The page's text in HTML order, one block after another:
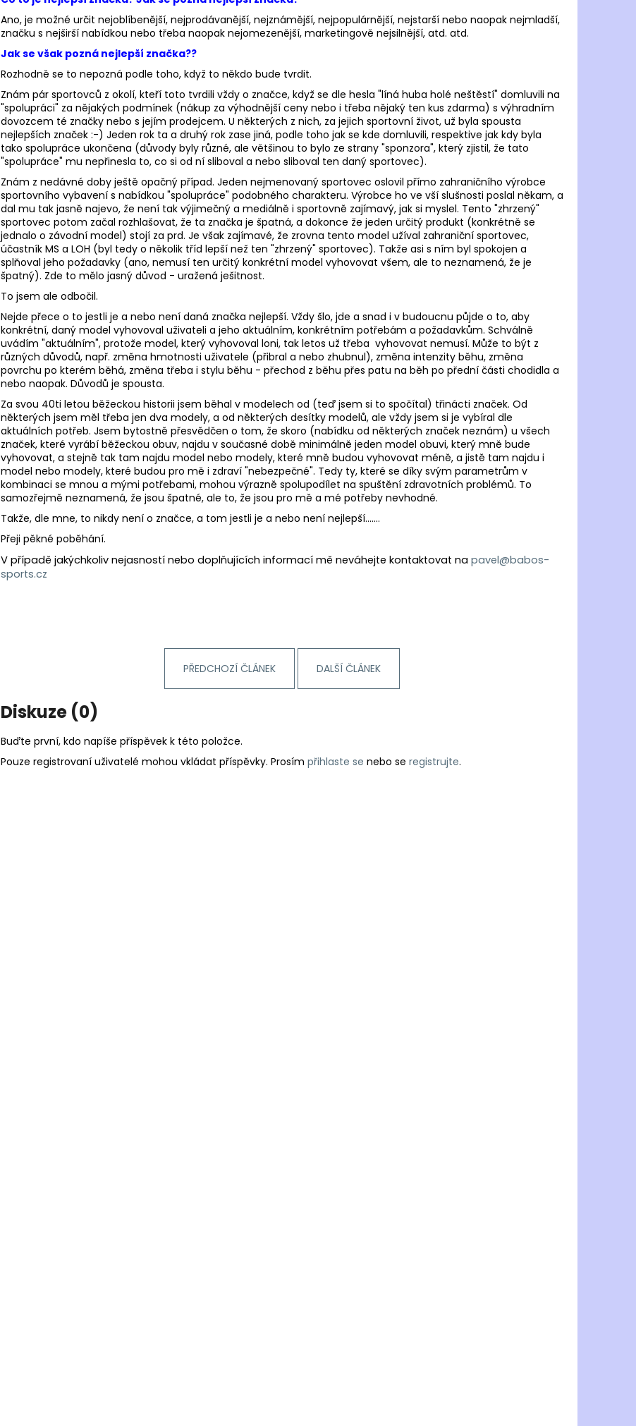
Ano, je možné určit nejoblíbenější, nejprodávanější, nejznámější, nejpopulárnější, nejstarší nebo naopak nejmladší,
značku s nejširší nabídkou nebo třeba naopak nejomezenější, marketingově nejsilnější, atd. atd.
Jak se však pozná nejlepší značka??
Rozhodně se to nepozná podle toho, když to někdo bude tvrdit.
Znám pár sportovců z okolí, kteří toto tvrdili vždy o značce, když se dle hesla "líná huba holé neštěstí" domluvili na
"spolupráci" za nějakých podmínek (nákup za výhodnější ceny nebo i třeba nějaký ten kus zdarma) s výhradním
dovozcem té značky nebo s jejím prodejcem. U některých z nich, za jejich sportovní život, už byla spousta
nejlepších značek :-) Jeden rok ta a druhý rok zase jiná, podle toho jak se kde domluvili, respektive jak kdy byla
tako spolupráce ukončena (důvody byly různé, ale většinou to bylo ze strany "sponzora", který zjistil, že tato
"spolupráce" mu nepřinesla to, co si od ní sliboval a nebo sliboval ten daný sportovec).
Znám z nedávné doby ještě opačný případ. Jeden nejmenovaný sportovec oslovil přímo zahraničního výrobce
sportovního vybavení s nabídkou "spolupráce" podobného charakteru. Výrobce ho ve vší slušnosti poslal někam, a
dal mu tak jasně najevo, že není tak výjimečný a mediálně i sportovně zajímavý, jak si myslel. Tento "zhrzený"
sportovec potom začal rozhlašovat, že ta značka je špatná, a dokonce že jeden určitý produkt (konkrétně se
jednalo o závodní model) stojí za prd. Je však zajímavé, že zrovna tento model užíval zahraniční sportovec,
účastník MS a LOH (byl tedy o několik tříd lepší než ten "zhrzený" sportovec). Takže asi s ním byl spokojen a
splňoval jeho požadavky (ano, nemusí ten určitý konkrétní model vyhovovat všem, ale to neznamená, že je
špatný). Zde to mělo jasný důvod - uražená ješitnost.
To jsem ale odbočil.
Nejde přece o to jestli je a nebo není daná značka nejlepší. Vždy šlo, jde a snad i v budoucnu půjde o to, aby
konkrétní, daný model vyhovoval uživateli a jeho aktuálním, konkrétním potřebám a požadavkům. Schválně
uvádím "aktuálním", protože model, který vyhovoval loni, tak letos už třeba vyhovovat nemusí. Může to být z
různých důvodů, např. změna hmotnosti uživatele (přibral a nebo zhubnul), změna intenzity běhu, změna
povrchu po kterém běhá, změna třeba i stylu běhu - přechod z běhu přes patu na běh po přední části chodidla a
nebo naopak. Důvodů je spousta.
Za svou 40ti letou běžeckou historii jsem běhal v modelech od (teď jsem si to spočítal) třinácti značek. Od
některých jsem měl třeba jen dva modely, a od některých desítky modelů, ale vždy jsem si je vybíral dle
aktuálních potřeb. Jsem bytostně přesvědčen o tom, že skoro (nabídku od některých značek neznám) u všech
značek, které vyrábí běžeckou obuv, najdu v současné době minimálně jeden model obuvi, který mně bude
vyhovovat, a stejně tak tam najdu model nebo modely, které mně budou vyhovovat méně, a jistě tam najdu i
model nebo modely, které budou pro mě i zdraví "nebezpečné". Tedy ty, které se díky svým parametrům v
kombinaci se mnou a mými potřebami, mohou výrazně spolupodílet na spuštění zdravotních problémů. To
samozřejmě neznamená, že jsou špatné, ale to, že jsou pro mě a mé potřeby nevhodné.
Takže, dle mne, to nikdy není o značce, a tom jestli je a nebo není nejlepší.......
Přeji pěkné poběhání.
V případě jakýchkoliv nejasností nebo doplňujících informací mě neváhejte kontaktovat na pavel@babos-
sports.cz
PŘEDCHOZÍ ČLÁNEK DALŠÍ ČLÁNEK
Diskuze (0)
Buďte první, kdo napíše příspěvek k této položce.
Pouze registrovaní uživatelé mohou vkládat příspěvky. Prosím přihlaste se nebo se registrujte.
BĚŽECKÁ BUNDA RONHILL EVERYDAY
JACKET
899 Kč
Původně: 1 200 Kč
BĚŽECKÉ TRIKO RONHILL TECH MERINO
1/2 ZIP
1 469 Kč